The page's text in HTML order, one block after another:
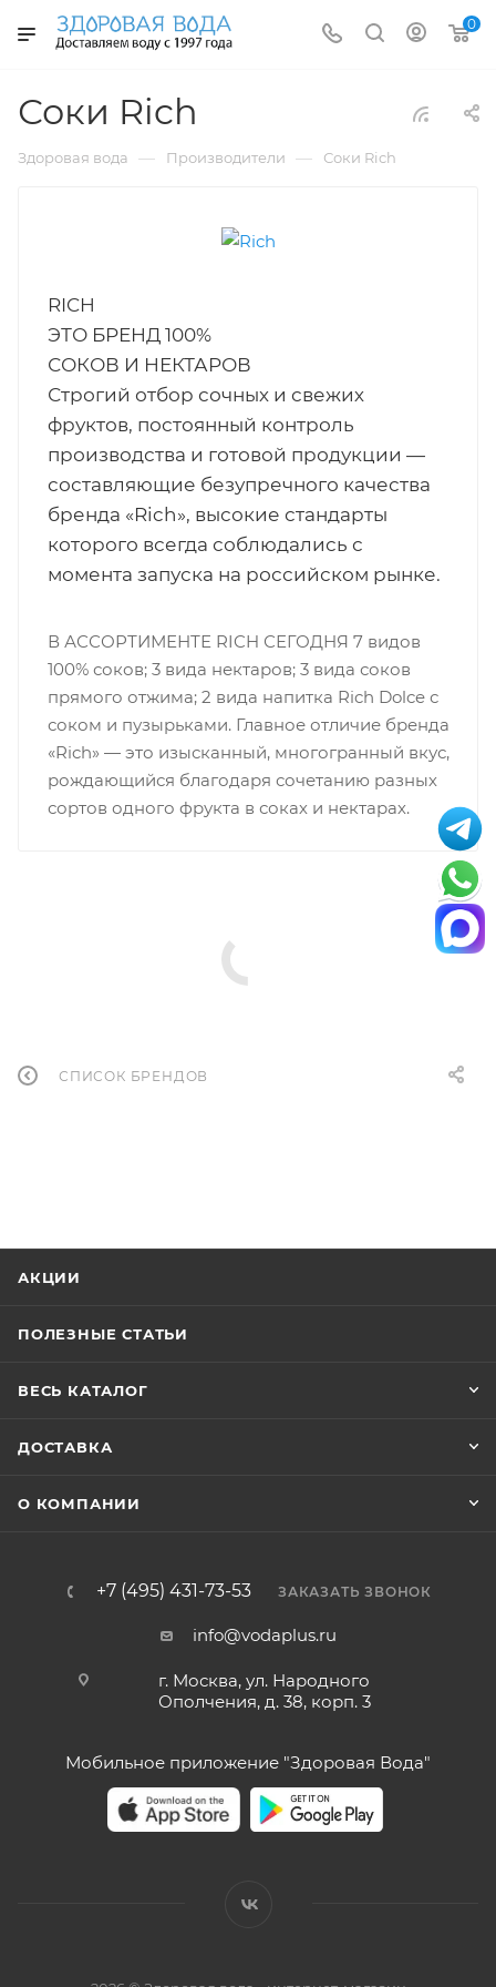
0
Соки Rich
Здоровая вода — Производители — Соки Rich
RICH
ЭТО БРЕНД 100%
СОКОВ И НЕКТАРОВ
Строгий отбор сочных и свежих
фруктов, постоянный контроль
производства и готовой продукции —
составляющие безупречного качества
бренда «Rich», высокие стандарты
которого всегда соблюдались с
момента запуска на российском рынке.
В АССОРТИМЕНТЕ RICH СЕГОДНЯ 7 видов
100% соков; 3 вида нектаров; 3 вида соков
прямого отжима; 2 вида напитка Rich Dolce с
соком и пузырьками. Главное отличие бренда
«Rich» — это изысканный, многогранный вкус,
рождающийся благодаря сочетанию разных
сортов одного фрукта в соках и нектарах.
СПИСОК БРЕНДОВ
АКЦИИ
ПОЛЕЗНЫЕ СТАТЬИ
ВЕСЬ КАТАЛОГ
ДОСТАВКА
О КОМПАНИИ
+7 (495) 431-73-53 ЗАКАЗАТЬ ЗВОНОК
info@vodaplus.ru
г. Москва, ул. Народного
Ополчения, д. 38, корп. 3
Мобильное приложение "Здоровая Вода"